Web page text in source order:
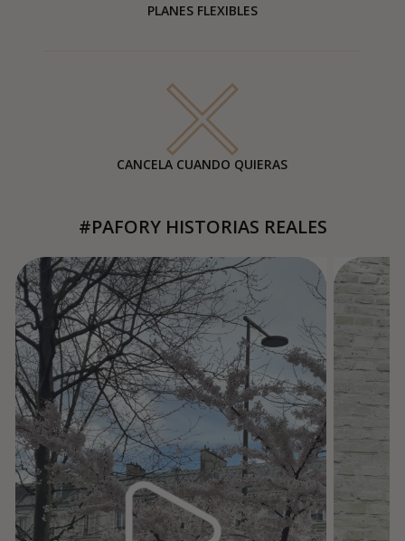
PLANES FLEXIBLES
CANCELA CUANDO QUIERAS
#PAFORY HISTORIAS REALES